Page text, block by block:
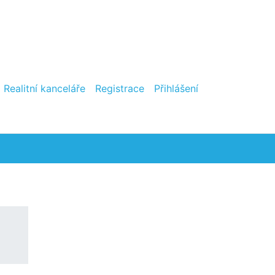
Realitní kanceláře Registrace Přihlášení